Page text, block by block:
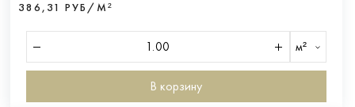
386,31 РУБ/М²
м²
В корзину